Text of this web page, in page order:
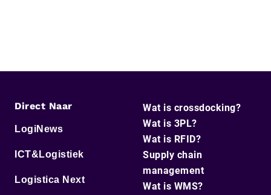
Direct Naar
LogiNews
ICT&Logistiek
Logistica Next
Wat is crossdocking?
Wat is 3PL?
Wat is RFID?
Supply chain
management
Wat is WMS?